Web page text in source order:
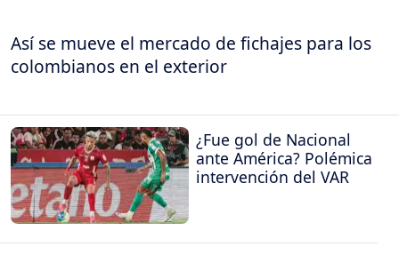
Así se mueve el mercado de fichajes para los
colombianos en el exterior
¿Fue gol de Nacional
ante América? Polémica
intervención del VAR